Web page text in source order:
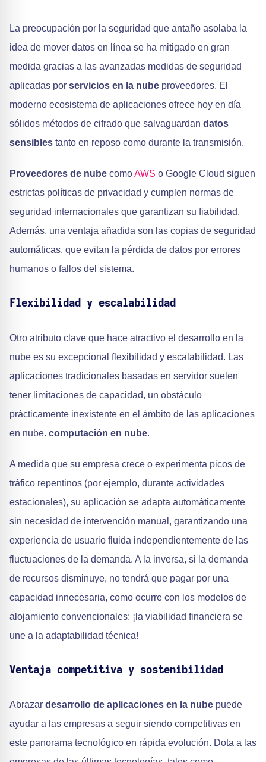
La preocupación por la seguridad que antaño asolaba la
idea de mover datos en línea se ha mitigado en gran
medida gracias a las avanzadas medidas de seguridad
aplicadas por servicios en la nube proveedores. El
moderno ecosistema de aplicaciones ofrece hoy en día
sólidos métodos de cifrado que salvaguardan datos
sensibles tanto en reposo como durante la transmisión.
Proveedores de nube comoAWS o Google Cloud siguen
estrictas políticas de privacidad y cumplen normas de
seguridad internacionales que garantizan su fiabilidad.
Además, una ventaja añadida son las copias de seguridad
automáticas, que evitan la pérdida de datos por errores
humanos o fallos del sistema.
Flexibilidad y escalabilidad
Otro atributo clave que hace atractivo el desarrollo en la
nube es su excepcional flexibilidad y escalabilidad. Las
aplicaciones tradicionales basadas en servidor suelen
tener limitaciones de capacidad, un obstáculo
prácticamente inexistente en el ámbito de las aplicaciones
en nube. computación en nube.
A medida que su empresa crece o experimenta picos de
tráfico repentinos (por ejemplo, durante actividades
estacionales), su aplicación se adapta automáticamente
sin necesidad de intervención manual, garantizando una
experiencia de usuario fluida independientemente de las
fluctuaciones de la demanda. A la inversa, si la demanda
de recursos disminuye, no tendrá que pagar por una
capacidad innecesaria, como ocurre con los modelos de
alojamiento convencionales: ¡la viabilidad financiera se
une a la adaptabilidad técnica!
Ventaja competitiva y sostenibilidad
Abrazar desarrollo de aplicaciones en la nube puede
ayudar a las empresas a seguir siendo competitivas en
este panorama tecnológico en rápida evolución. Dota a las